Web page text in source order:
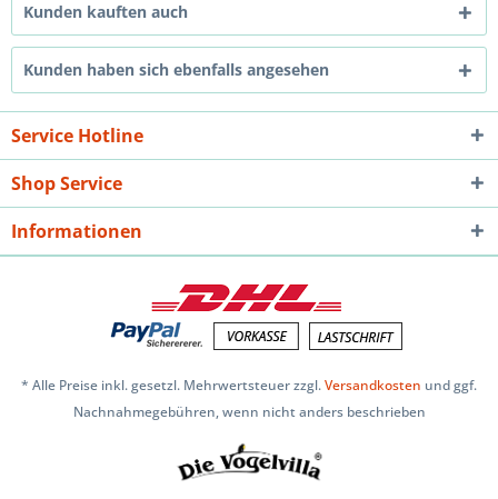
Kunden kauften auch
Kunden haben sich ebenfalls angesehen
Service Hotline
Shop Service
Informationen
* Alle Preise inkl. gesetzl. Mehrwertsteuer zzgl.Versandkosten und ggf.
Nachnahmegebühren, wenn nicht anders beschrieben